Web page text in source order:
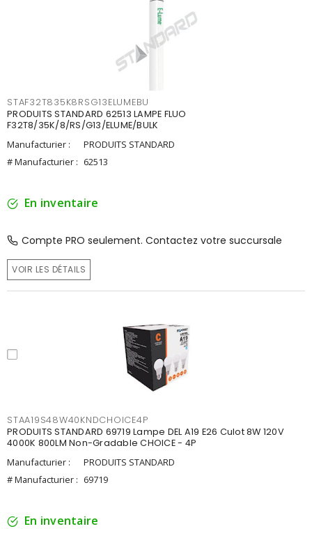
STAF32T835K8RSG13ELUMEBU
PRODUITS STANDARD 62513 LAMPE FLUO
F32T8/35K/8/RS/G13/ELUME/BULK
Manufacturier :
PRODUITS STANDARD
# Manufacturier : 62513
En inventaire
Compte PRO seulement. Contactez votre succursale
VOIR LES DÉTAILS
STAA19S48W40KNDCHOICE4P
PRODUITS STANDARD 69719 Lampe DEL A19 E26 Culot 8W 120V
4000K 800LM Non-Gradable CHOICE - 4P
Manufacturier :
PRODUITS STANDARD
# Manufacturier : 69719
En inventaire